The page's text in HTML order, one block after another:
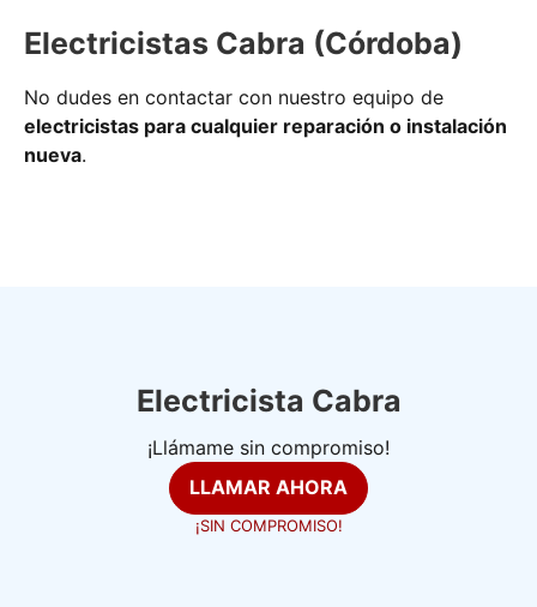
Electricistas Cabra (Córdoba)
No dudes en contactar con nuestro equipo de
electricistas para cualquier reparación o instalación
nueva.
Electricista Cabra
¡Llámame sin compromiso!
LLAMAR AHORA
¡SIN COMPROMISO!